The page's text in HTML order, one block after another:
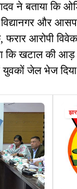
ने बताया कि
और
आरोपी विवेक
कि खटाल की
युवकों जेल भेज